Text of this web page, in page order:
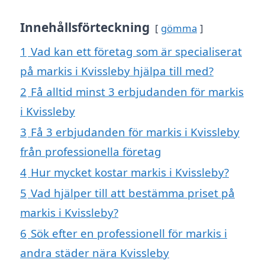
Innehållsförteckning gömma
1 Vad kan ett företag som är specialiserat
på markis i Kvissleby hjälpa till med?
2 Få alltid minst 3 erbjudanden för markis
i Kvissleby
3 Få 3 erbjudanden för markis i Kvissleby
från professionella företag
4 Hur mycket kostar markis i Kvissleby?
5 Vad hjälper till att bestämma priset på
markis i Kvissleby?
6 Sök efter en professionell för markis i
andra städer nära Kvissleby